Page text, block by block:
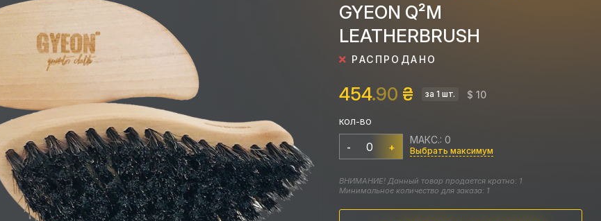
GYEON Q²M
LEATHERBRUSH
РАСПРОДАНО
454.90 ₴ за 1 шт. $ 10
КОЛ-ВО
- +
МАКС.: 0
Выбрать максимум
ВНИМАНИЕ! Данный товар продается кратно: 1
Минимальное количество для заказа: 1